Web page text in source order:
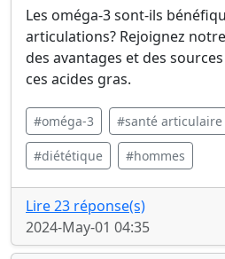
Les oméga-3 sont-ils
articulations? Rejoignez
des avantages et des
ces acides gras.
#oméga-3 #santé articulaire
#diététique #hommes
Lire 23 réponse(s)
2024-May-01 04:35